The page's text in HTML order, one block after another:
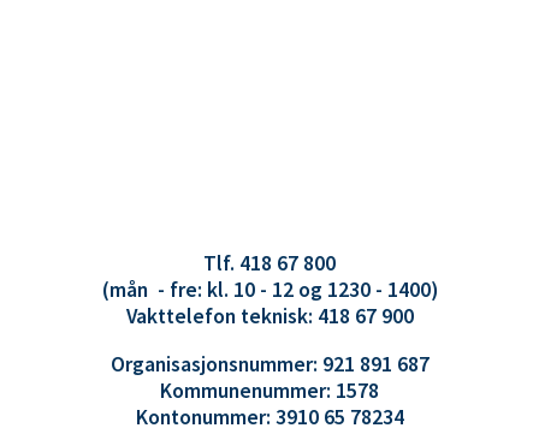
Tlf. 418 67 800
(mån - fre: kl. 10 - 12 og 1230 - 1400)
Vakttelefon teknisk: 418 67 900
Organisasjonsnummer: 921 891 687
Kommunenummer: 1578
Kontonummer: 3910 65 78234